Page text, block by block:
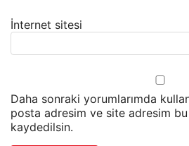
İnternet sitesi
Daha sonraki yorumlarımda
posta adresim ve site adresim bu
kaydedilsin.